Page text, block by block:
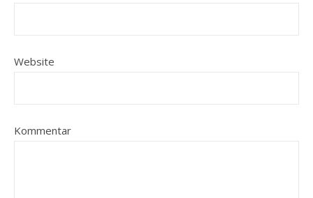
Website
Kommentar